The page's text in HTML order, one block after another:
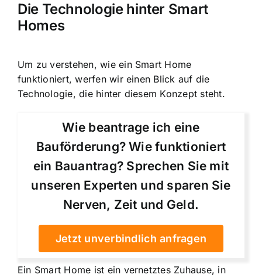
Die Technologie hinter Smart
Homes
Um zu verstehen, wie ein Smart Home
funktioniert, werfen wir einen Blick auf die
Technologie, die hinter diesem Konzept steht.
Wie beantrage ich eine
Bauförderung? Wie funktioniert
ein Bauantrag? Sprechen Sie mit
unseren Experten und sparen Sie
Nerven, Zeit und Geld.
Jetzt unverbindlich anfragen
Ein Smart Home ist ein vernetztes Zuhause, in